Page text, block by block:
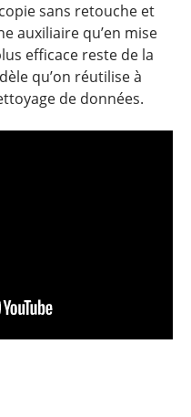
sans retouche et
auxiliaire qu’en mise
efficace reste de la
qu’on réutilise à
de données.